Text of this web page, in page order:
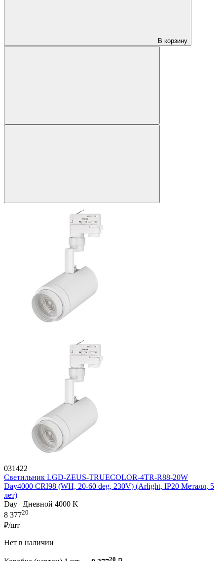
В корзину
031422
Светильник LGD-ZEUS-TRUECOLOR-4TR-R88-20W
Day4000 CRI98 (WH, 20-60 deg, 230V) (Arlight, IP20 Металл, 5
лет)
Day | Дневной 4000 K
8 37720
₽/шт
Нет в наличии
20